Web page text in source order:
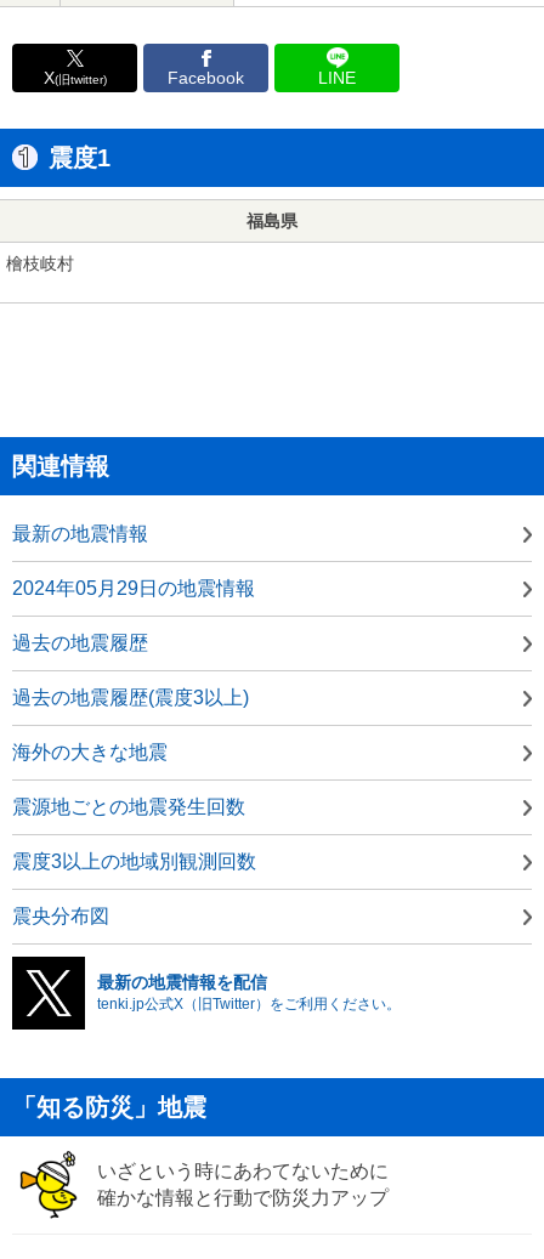
X(旧twitter) Facebook LINE
震度1
福島県
檜枝岐村
関連情報
最新の地震情報
2024年05月29日の地震情報
過去の地震履歴
過去の地震履歴(震度3以上)
海外の大きな地震
震源地ごとの地震発生回数
震度3以上の地域別観測回数
震央分布図
最新の地震情報を配信
tenki.jp公式X（旧Twitter）をご利用ください。
「知る防災」地震
いざという時にあわてないために
確かな情報と行動で防災力アップ